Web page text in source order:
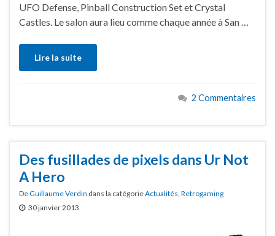
UFO Defense, Pinball Construction Set et Crystal
Castles. Le salon aura lieu comme chaque année à San …
Lire la suite
2 Commentaires
Des fusillades de pixels dans Ur Not
A Hero
DeGuillaume Verdin dans la catégorieActualités, Retrogaming
30 janvier 2013